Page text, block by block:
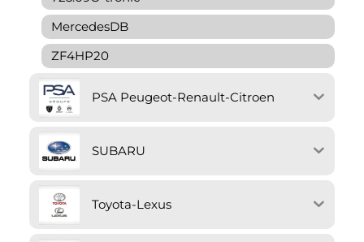
MercedesDB
ZF4HP20
PSA Peugeot-Renault-Citroen
SUBARU
Toyota-Lexus